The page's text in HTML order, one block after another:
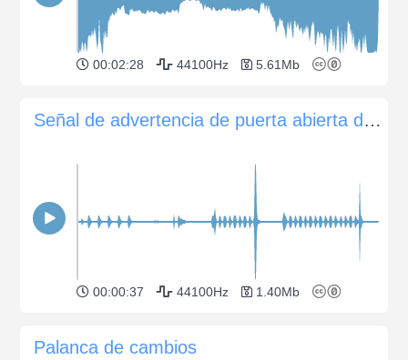
00:02:28 44100Hz 5.61Mb
Señal de advertencia de puerta abierta del automóvil
00:00:37 44100Hz 1.40Mb
Palanca de cambios